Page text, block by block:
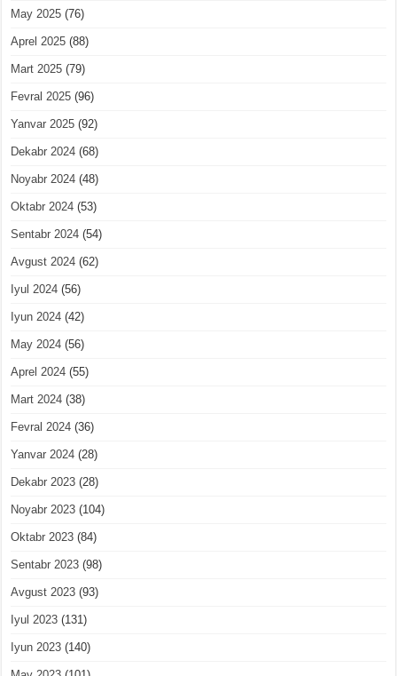
May 2025 (76)
Aprel 2025 (88)
Mart 2025 (79)
Fevral 2025 (96)
Yanvar 2025 (92)
Dekabr 2024 (68)
Noyabr 2024 (48)
Oktabr 2024 (53)
Sentabr 2024 (54)
Avgust 2024 (62)
Iyul 2024 (56)
Iyun 2024 (42)
May 2024 (56)
Aprel 2024 (55)
Mart 2024 (38)
Fevral 2024 (36)
Yanvar 2024 (28)
Dekabr 2023 (28)
Noyabr 2023 (104)
Oktabr 2023 (84)
Sentabr 2023 (98)
Avgust 2023 (93)
Iyul 2023 (131)
Iyun 2023 (140)